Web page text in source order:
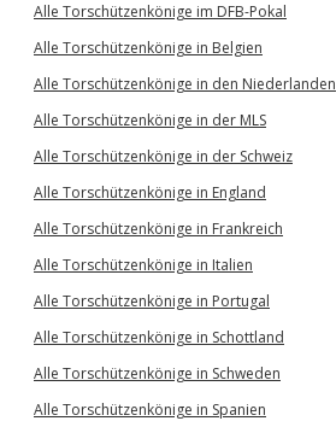
Alle Torschützenkönige im DFB-Pokal
Alle Torschützenkönige in Belgien
Alle Torschützenkönige in den Niederlanden
Alle Torschützenkönige in der MLS
Alle Torschützenkönige in der Schweiz
Alle Torschützenkönige in England
Alle Torschützenkönige in Frankreich
Alle Torschützenkönige in Italien
Alle Torschützenkönige in Portugal
Alle Torschützenkönige in Schottland
Alle Torschützenkönige in Schweden
Alle Torschützenkönige in Spanien